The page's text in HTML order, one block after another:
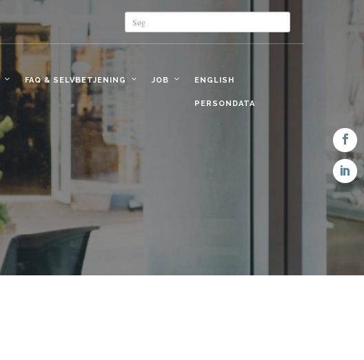
FAQ & SELVBETJENING JOB ENGLISH
PERSONDATA